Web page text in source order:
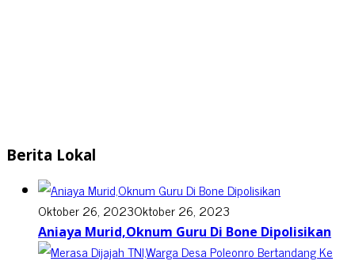
Berita Lokal
Oktober 26, 2023Oktober 26, 2023
Aniaya Murid,Oknum Guru Di Bone Dipolisikan